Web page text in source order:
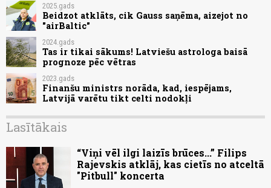
2025.gads
Beidzot atklāts, cik Gauss saņēma, aizejot no
"airBaltic"
2024.gads
Tas ir tikai sākums! Latviešu astrologa baisā
prognoze pēc vētras
2023.gads
Finanšu ministrs norāda, kad, iespējams,
Latvijā varētu tikt celti nodokļi
Lasītākais
“Viņi vēl ilgi laizīs brūces...” Filips
Rajevskis atklāj, kas cietīs no atceltā
"Pitbull" koncerta